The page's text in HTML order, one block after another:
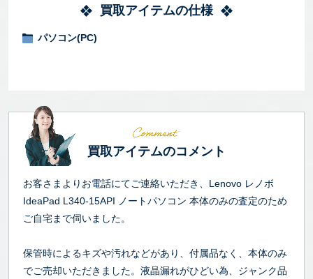
買取アイテムの仕様
パソコン(PC)
買取アイテムのコメント
お客さまよりお電話にてご連絡いただき、Lenovo レノボ
IdeaPad L340-15API ノートパソコン 本体のみの査定のため
ご自宅まで伺いました。
保管時によるキズや汚れなどがあり、付属品なく、本体のみ
でご売却いただきました。液晶漏れがひどい為、ジャンク品